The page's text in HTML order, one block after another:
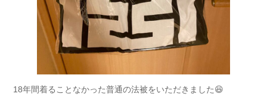
18年間着ることなかった普通の法被をいただきました😆